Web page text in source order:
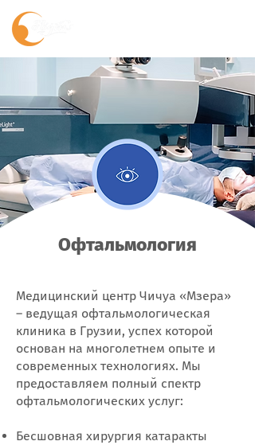
Офтальмология
Медицинский центр Чичуа «Мзера»
– ведущая офтальмологическая
клиника в Грузии, успех которой
основан на многолетнем опыте и
современных технологиях. Мы
предоставляем полный спектр
офтальмологических услуг:
Бесшовная хирургия катаракты